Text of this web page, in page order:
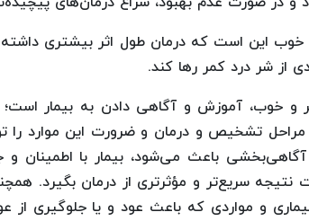
خوب این است که درمان طول اثر بیشتری
از شر درد کمر رها کند.
و خوب، آموزش و آگاهی دادن به بیمار
تشخیص و درمان و ضرورت این موارد را
آگاهی‌بخشی باعث می‌شود، بیمار با
نتیجه سریع‌تر و مؤثرتری از درمان بگیرد.
و مواردی که باعث عود و یا جلوگیری از